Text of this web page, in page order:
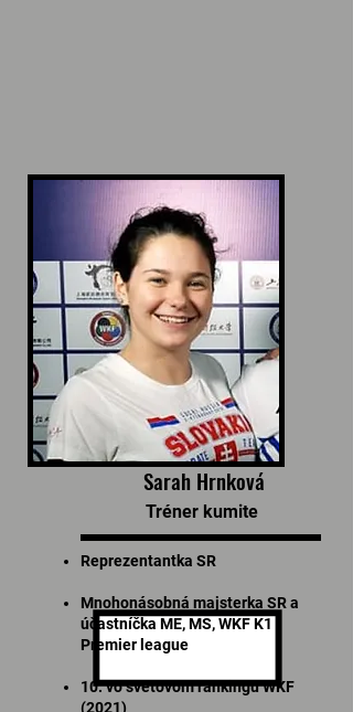
Sarah Hrnková
Tréner kumite
Reprezentantka SR
Mnohonásobná majsterka SR a
účastníčka ME, MS, WKF K1
Premier league
10. vo svetovom rankingu WKF
(2021)